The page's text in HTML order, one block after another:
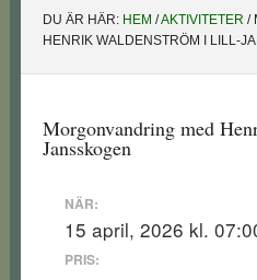
DU ÄR HÄR: HEM /AKTIVITETER /
HENRIK WALDENSTRÖM I LILL-
Morgonvandring med
Jansskogen
NÄR:
15 april, 2026 kl.
PRIS: